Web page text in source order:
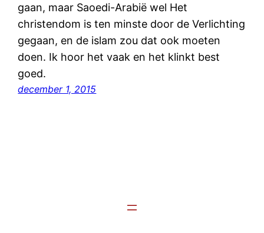
gaan, maar Saoedi-Arabië wel Het
christendom is ten minste door de Verlichting
gegaan, en de islam zou dat ook moeten
doen. Ik hoor het vaak en het klinkt best
goed.
december 1, 2015